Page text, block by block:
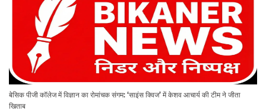
बेसिक पीजी कॉलेज में विज्ञान का रोमांचक संगम: ‘साइंस क्विज’ में केशव आचार्य की टीम ने जीता
खिताब